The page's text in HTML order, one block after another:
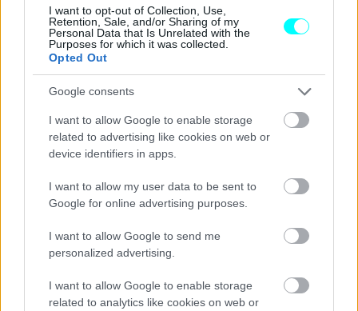
I want to opt-out of Collection, Use,
Retention, Sale, and/or Sharing of my
Personal Data that Is Unrelated with the
Purposes for which it was collected.
Opted Out
Google consents
I want to allow Google to enable storage
related to advertising like cookies on web or
device identifiers in apps.
I want to allow my user data to be sent to
Google for online advertising purposes.
I want to allow Google to send me
personalized advertising.
I want to allow Google to enable storage
related to analytics like cookies on web or
τις πόρτες του οχήματός σας και να ξεκινήσετε την
πορεία σας.
Από τη στιγμή που θα έχετε διανύσει μιααπόσταση
ασφαλείας
, μπορείτε να σταματήσετε και να αφαιρέσετε
το χαρτί, χωρίς ωστόσο να αφήσετε πίσω στο αυτοκίνητο
τα προσωπικά σας αντικείμενα και φυσικά το κλειδί στη
πιθανότητα να πέσουμε θύμα κλοπής , προστατεύοντας
όχι μόνον τα υπάρχοντά μας αλλά και τον ίδιο μας τον
εαυτό.